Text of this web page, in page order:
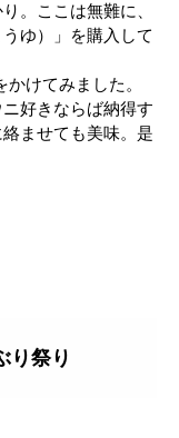
。ここは無難に、
ゆ）」を購入して
けてみました。
好きならば納得す
ませても美味。是
り祭り